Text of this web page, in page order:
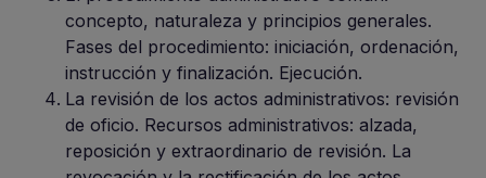
concepto, naturaleza y principios generales.
Fases del procedimiento: iniciación, ordenación,
instrucción y finalización. Ejecución.
La revisión de los actos administrativos: revisión
de oficio. Recursos administrativos: alzada,
reposición y extraordinario de revisión. La